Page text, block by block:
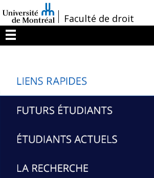
au
contenu
/Faculté de droit
Menu